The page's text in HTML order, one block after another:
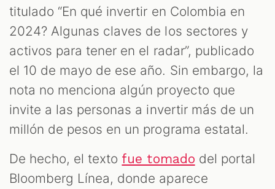
titulado “En qué invertir en Colombia en
2024? Algunas claves de los sectores y
activos para tener en el radar”, publicado
el 10 de mayo de ese año. Sin embargo, la
nota no menciona algún proyecto que
invite a las personas a invertir más de un
millón de pesos en un programa estatal.
De hecho, el texto fue tomado del portal
Bloomberg Línea, donde aparece